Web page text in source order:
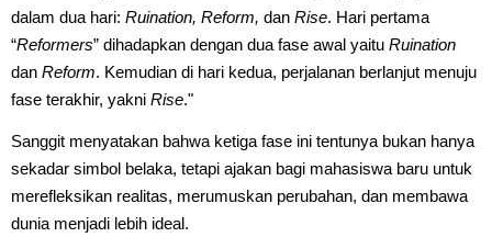
dalam dua hari: Ruination, Reform, dan Rise. Hari pertama
“Reformers” dihadapkan dengan dua fase awal yaitu Ruination
dan Reform. Kemudian di hari kedua, perjalanan berlanjut menuju
fase terakhir, yakni Rise."
Sanggit menyatakan bahwa ketiga fase ini tentunya bukan hanya
sekadar simbol belaka, tetapi ajakan bagi mahasiswa baru untuk
merefleksikan realitas, merumuskan perubahan, dan membawa
dunia menjadi lebih ideal.